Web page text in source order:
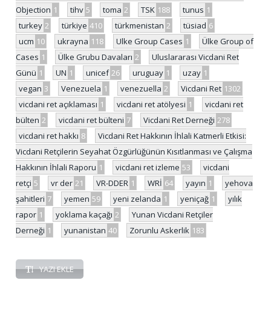
Objection 1 tihv 5 toma 2 TSK 188 tunus 1
turkey 2 türkiye 410 türkmenistan 2 tüsiad 6
ucm 10 ukrayna 118 Ulke Group Cases 1
Ülke Group of
Cases 1 Ülke Grubu Davaları 2
Uluslararası Vicdani Ret
Günü 1 UN 1 unicef 26 uruguay 1 uzay 1
vegan 3 Venezuela 1 venezuella 2 Vicdani Ret 1302
vicdani ret açıklaması 1 vicdani ret atölyesi 1
vicdani ret
bülten 2 vicdani ret bülteni 7 Vicdani Ret Derneği 278
vicdani ret hakkı 8
Vicdani Ret Hakkının İhlali Katmerli Etkisi:
Vicdani Retçilerin Seyahat Özgürlüğünün Kısıtlanması ve Çalışma
Hakkının İhlali Raporu 1 vicdani ret izleme 53
vicdani
retçi 5 vr der 21 VR-DDER 1 WRİ 64 yayın 1
yehova
şahitleri 7 yemen 59 yeni zelanda 1 yeniçağ 1
yılık
rapor 1 yoklama kaçağı 2
Yunan Vicdani Retçiler
Derneği 1 yunanistan 40 Zorunlu Askerlik 183
YAZI EKLE